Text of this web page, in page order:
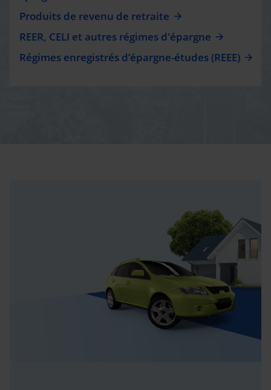
Produits de revenu de retraite
REER, CELI et autres régimes d'épargne
Régimes enregistrés d’épargne-études (REEE)